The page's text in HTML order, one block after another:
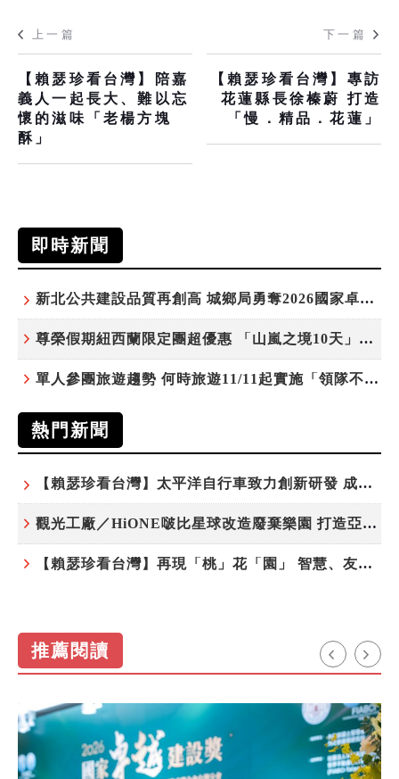
上一篇
【賴瑟珍看台灣】陪嘉
義人一起長大、難以忘
懷的滋味「老楊方塊
酥」
下一篇
【賴瑟珍看台灣】專訪
花蓮縣長徐榛蔚 打造
「慢．精品．花蓮」
即時新聞
新北公共建設品質再創高 城鄉局勇奪2026國家卓越建設獎6項殊榮
尊榮假期紐西蘭限定團超優惠 「山嵐之境10天」挑戰市場最高CP值
單人參團旅遊趨勢 何時旅遊11/11起實施「領隊不配房」 落單更免收單房差
熱門新聞
【賴瑟珍看台灣】太平洋自行車致力創新研發 成就台灣隱形冠軍
觀光工廠／HiONE啵比星球改造廢棄樂園 打造亞洲最大寵物天堂
【賴瑟珍看台灣】再現「桃」花「園」 智慧、友善、永續成為桃園遞給國際的名片
推薦閱讀